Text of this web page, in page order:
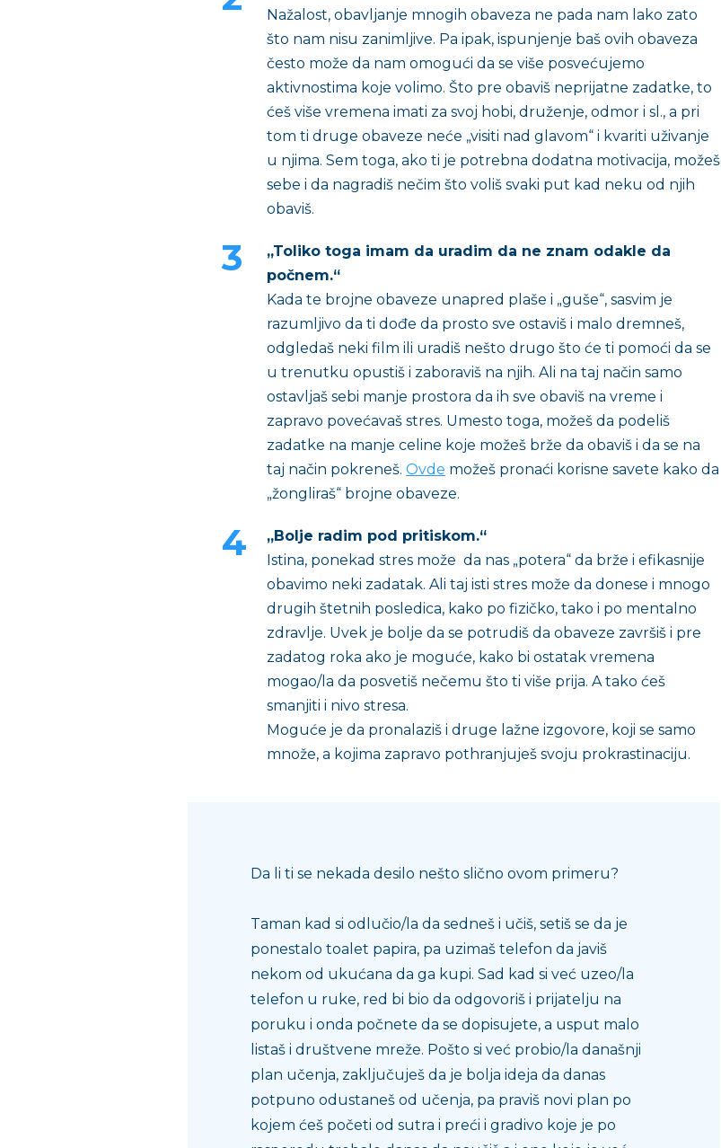
Nažalost, obavljanje mnogih obaveza ne pada nam lako zato
što nam nisu zanimljive. Pa ipak, ispunjenje baš ovih obaveza
često može da nam omogući da se više posvećujemo
aktivnostima koje volimo. Što pre obaviš neprijatne zadatke, to
ćeš više vremena imati za svoj hobi, druženje, odmor i sl., a pri
tom ti druge obaveze neće „visiti nad glavom“ i kvariti uživanje
u njima. Sem toga, ako ti je potrebna dodatna motivacija, možeš
sebe i da nagradiš nečim što voliš svaki put kad neku od njih
obaviš.
„Toliko toga imam da uradim da ne znam odakle da
počnem.“
Kada te brojne obaveze unapred plaše i „guše“, sasvim je
razumljivo da ti dođe da prosto sve ostaviš i malo dremneš,
odgledaš neki film ili uradiš nešto drugo što će ti pomoći da se
u trenutku opustiš i zaboraviš na njih. Ali na taj način samo
ostavljaš sebi manje prostora da ih sve obaviš na vreme i
zapravo povećavaš stres. Umesto toga, možeš da podeliš
zadatke na manje celine koje možeš brže da obaviš i da se na
taj način pokreneš. Ovde možeš pronaći korisne savete kako da
„žongliraš“ brojne obaveze.
„Bolje radim pod pritiskom.“
Istina, ponekad stres može da nas „potera“ da brže i efikasnije
obavimo neki zadatak. Ali taj isti stres može da donese i mnogo
drugih štetnih posledica, kako po fizičko, tako i po mentalno
zdravlje. Uvek je bolje da se potrudiš da obaveze završiš i pre
zadatog roka ako je moguće, kako bi ostatak vremena
mogao/la da posvetiš nečemu što ti više prija. A tako ćeš
smanjiti i nivo stresa.
Moguće je da pronalaziš i druge lažne izgovore, koji se samo
množe, a kojima zapravo pothranjuješ svoju prokrastinaciju.
Da li ti se nekada desilo nešto slično ovom primeru?
Taman kad si odlučio/la da sedneš i učiš, setiš se da je
ponestalo toalet papira, pa uzimaš telefon da javiš
nekom od ukućana da ga kupi. Sad kad si već uzeo/la
telefon u ruke, red bi bio da odgovoriš i prijatelju na
poruku i onda počnete da se dopisujete, a usput malo
listaš i društvene mreže. Pošto si već probio/la današnji
plan učenja, zaključuješ da je bolja ideja da danas
potpuno odustaneš od učenja, pa praviš novi plan po
kojem ćeš početi od sutra i preći i gradivo koje je po